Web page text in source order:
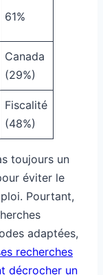
61%
Canada
(29%)
Fiscalité
(48%)
toujours un
éviter le
Pourtant,
adaptées,
recherches
décrocher un